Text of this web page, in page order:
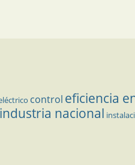
control eficiencia
industria nacional